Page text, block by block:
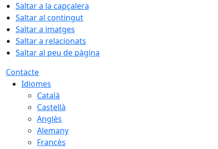
Saltar a la capçalera
Saltar al contingut
Saltar a imatges
Saltar a relacionats
Saltar al peu de pàgina
Contacte
Idiomes
Català
Castellà
Anglès
Alemany
Francès